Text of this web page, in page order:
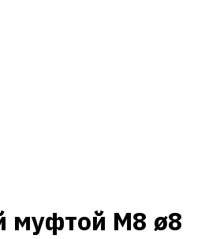
муфтой M8 ø8